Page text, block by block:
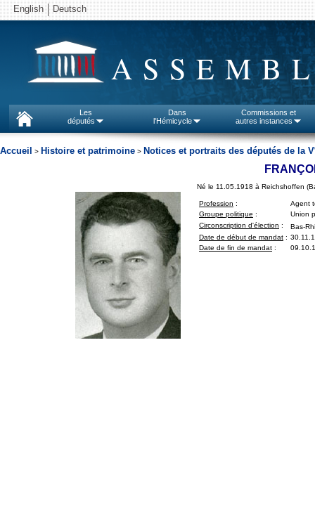
English Deutsch
Les
députés
Dans
l'Hémicycle
Commissions et
autres instances
Accueil > Histoire et patrimoine > Notices et portraits des députés de la V
Né le 11.05.1918 à Reichshoffen
Profession :
Agent
Groupe politique :
Union
Circonscription d'élection :
Bas-
Date de début de mandat :
Date de fin de mandat :